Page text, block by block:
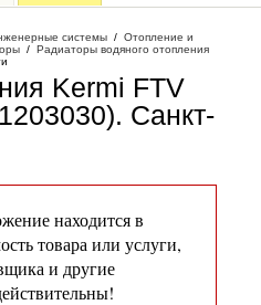
системы / Отопление и
/ Радиаторы водяного отопления
Kermi FTV
. Санкт-
находится в
товара или услуги,
и другие